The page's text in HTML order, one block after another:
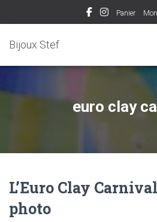
Panier
Bijoux Stef
euro clay
L’Euro Clay
photo